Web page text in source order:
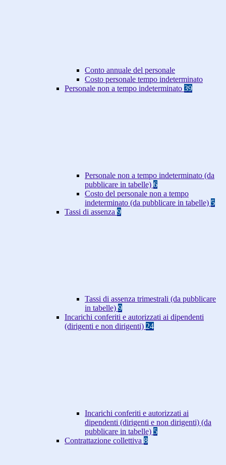
Conto annuale del personale
Costo personale tempo indeterminato
Personale non a tempo indeterminato 39
Personale non a tempo indeterminato (da
pubblicare in tabelle) 6
Costo del personale non a tempo
indeterminato (da pubblicare in tabelle) 5
Tassi di assenza 9
Tassi di assenza trimestrali (da pubblicare
in tabelle) 9
Incarichi conferiti e autorizzati ai dipendenti
(dirigenti e non dirigenti) 24
Incarichi conferiti e autorizzati ai
dipendenti (dirigenti e non dirigenti) (da
pubblicare in tabelle) 5
Contrattazione collettiva 8